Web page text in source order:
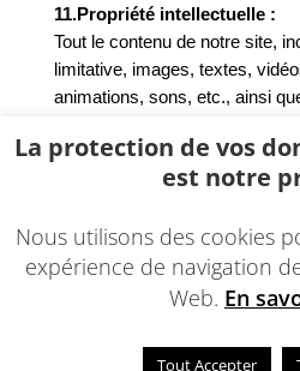
11.Propriété intellectuelle :
Tout le contenu de notre site,
limitative, images, textes,
animations, sons, etc., ainsi
l’exception des marques,
appartenant à des sociétés
partielle est strictement
La protection de vos
est notre
Nous utilisons des cookies
expérience de navigation
Web. En
Tout Accepter